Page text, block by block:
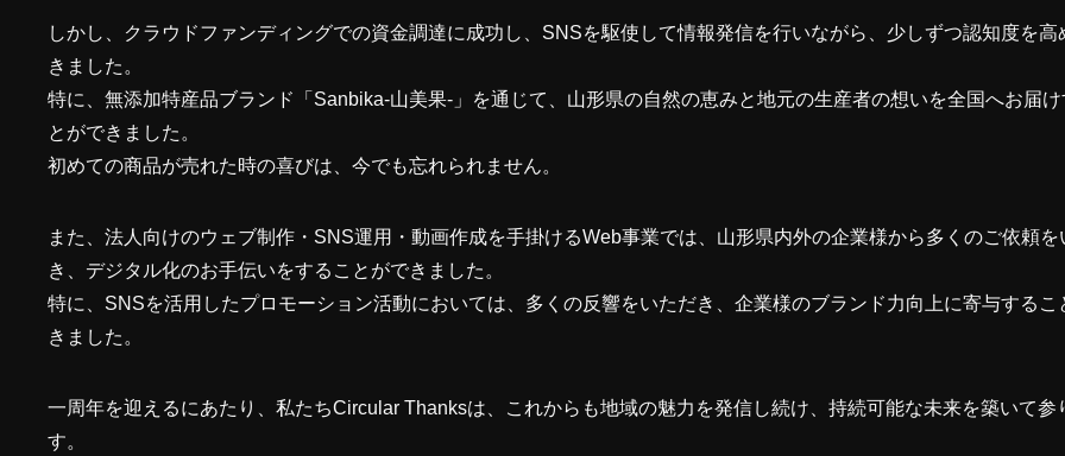
しかし、クラウドファンディングでの資金調達に成功し、SNSを駆使して情報発信を行いながら、少しずつ認知度を高
きました。
特に、無添加特産品ブランド「Sanbika-山美果-」を通じて、山形県の自然の恵みと地元の生産者の想いを全国へお届
とができました。
初めての商品が売れた時の喜びは、今でも忘れられません。
また、法人向けのウェブ制作・SNS運用・動画作成を手掛けるWeb事業では、山形県内外の企業様から多くのご依頼を
き、デジタル化のお手伝いをすることができました。
特に、SNSを活用したプロモーション活動においては、多くの反響をいただき、企業様のブランド力向上に寄与するこ
きました。
一周年を迎えるにあたり、私たちCircular Thanksは、これからも地域の魅力を発信し続け、持続可能な未来を築いて参
す。